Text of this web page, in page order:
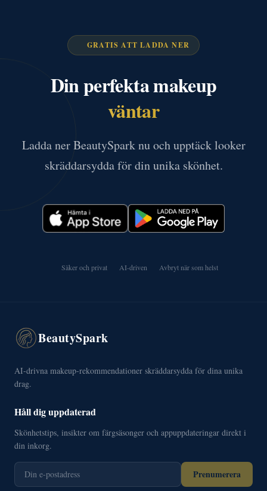
GRATIS ATT LADDA NER
Din perfekta makeup
väntar
Ladda ner BeautySpark nu och upptäck looker
skräddarsydda för din unika skönhet.
Säker och privat AI-driven Avbryt när som helst
BeautySpark
AI-drivna makeup-rekommendationer skräddarsydda för dina unika
drag.
Håll dig uppdaterad
Skönhetstips, insikter om färgsäsonger och appuppdateringar direkt i
din inkorg.
Prenumerera